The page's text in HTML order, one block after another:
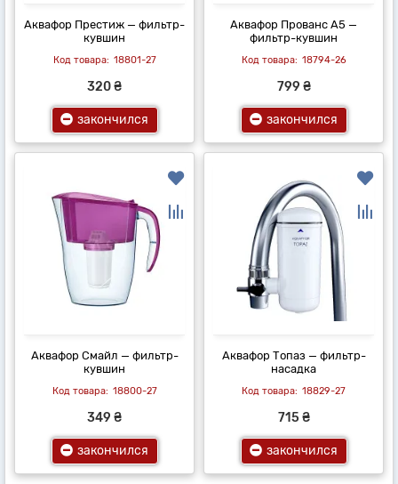
Аквафор Престиж — фильтр-
кувшин
18801-27
320 ₴
закончился
Аквафор Прованс А5 —
фильтр-кувшин
18794-26
799 ₴
закончился
Аквафор Смайл — фильтр-
кувшин
18800-27
349 ₴
закончился
Аквафор Топаз — фильтр-
насадка
18829-27
715 ₴
закончился